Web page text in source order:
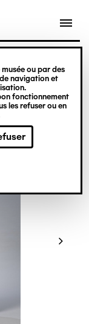
ou par des
navigation et
fonctionnement
les refuser ou en